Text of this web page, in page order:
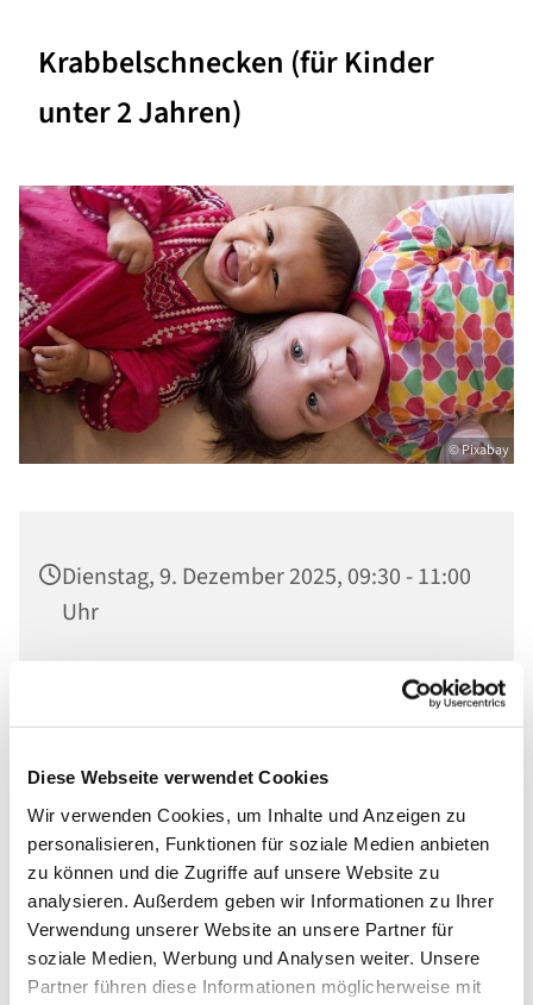
Diese Webseite verwendet Cookies
Wir verwenden Cookies, um Inhalte und Anzeigen zu
personalisieren, Funktionen für soziale Medien anbieten
zu können und die Zugriffe auf unsere Website zu
analysieren. Außerdem geben wir Informationen zu Ihrer
Verwendung unserer Website an unsere Partner für
soziale Medien, Werbung und Analysen weiter. Unsere
Partner führen diese Informationen möglicherweise mit
Krabbelschnecken (für Kinder
unter 2 Jahren)
© Pixabay
Dienstag, 9. Dezember 2025, 09:30 - 11:00
Uhr
Engers, Dietrich-Bonhoeffer-Straße 5,